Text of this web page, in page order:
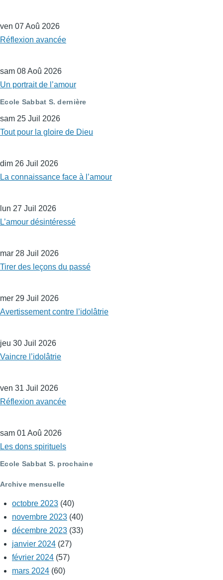
ven 07 Aoû 2026
Réflexion avancée
sam 08 Aoû 2026
Un portrait de l’amour
Ecole Sabbat S. dernière
sam 25 Juil 2026
Tout pour la gloire de Dieu
dim 26 Juil 2026
La connaissance face à l’amour
lun 27 Juil 2026
L’amour désintéressé
mar 28 Juil 2026
Tirer des leçons du passé
mer 29 Juil 2026
Avertissement contre l’idolâtrie
jeu 30 Juil 2026
Vaincre l’idolâtrie
ven 31 Juil 2026
Réflexion avancée
sam 01 Aoû 2026
Les dons spirituels
Ecole Sabbat S. prochaine
Archive mensuelle
octobre 2023 (40)
novembre 2023 (40)
décembre 2023 (33)
janvier 2024 (27)
février 2024 (57)
mars 2024 (60)